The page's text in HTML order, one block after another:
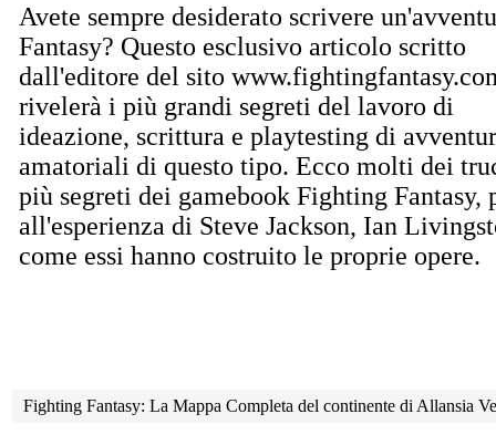
Avete sempre desiderato scrivere
Fantasy? Questo esclusivo articolo scritto
dall'editore del sito
rivelerà i più grandi segreti del lavoro di
ideazione, scrittura e playtesting di
amatoriali di questo tipo. Ecco molti dei
più segreti dei gamebook Fighting Fantasy,
all'esperienza di Steve Jackson, Ian
come essi hanno costruito le proprie opere.
Fighting Fantasy: La Mappa Completa del continente di Allansia